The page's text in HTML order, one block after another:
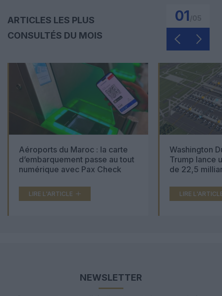
ARTICLES LES PLUS
CONSULTÉS DU MOIS
01
Aéroports du Maroc : la carte
d’embarquement passe au tout
numérique avec Pax Check
LIRE L'ARTICLE
Washington
Trump lance
de 22,5
LIRE
NEWSLETTER